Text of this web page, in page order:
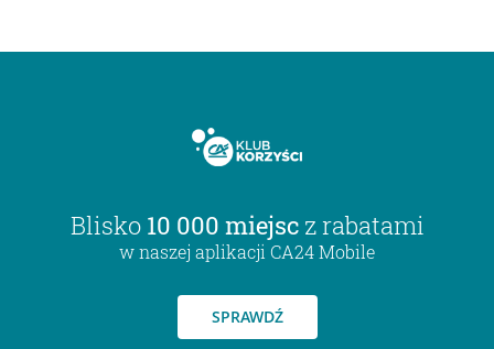
Blisko 10 000 miejsc z rabatami
w naszej aplikacji CA24 Mobile
SPRAWDŹ